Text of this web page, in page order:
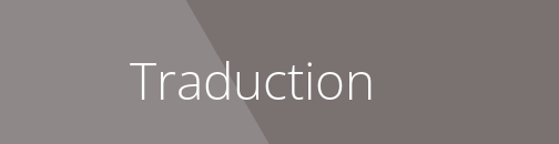
Traduction